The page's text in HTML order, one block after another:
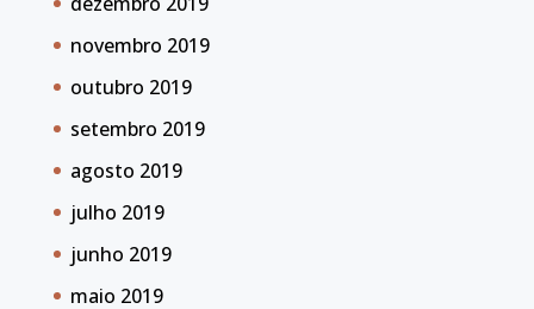
novembro 2019
outubro 2019
setembro 2019
agosto 2019
julho 2019
junho 2019
maio 2019